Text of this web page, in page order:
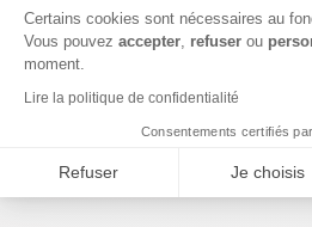
Certains cookies sont nécessaires au
Vous pouvez accepter refuser ou
moment.
Lire la politique de confidentialité
Consentements certifiés par
Refuser Je choisis
Axeptio
Ateliers et
1 h à 2 h en format master class
échanger sur des thématiques
d'entreprise avec des experts.
Je trouve une session